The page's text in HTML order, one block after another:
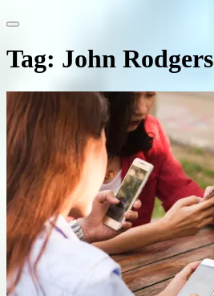
Tag: John Rodgers